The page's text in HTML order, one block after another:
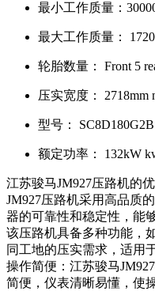
最小工作质量：
最大工作质量：
轮胎数量： Front 5
压实宽度： 2718mm
型号：
额定功率： 132kW
江苏骏马JM927压路机的
JM927压路机采用高品质
器的可靠性和稳定性，能
该压路机具备多种功能，
同工地的压实需求，适用
操作简便：江苏骏马
简便，仪表清晰易懂，使